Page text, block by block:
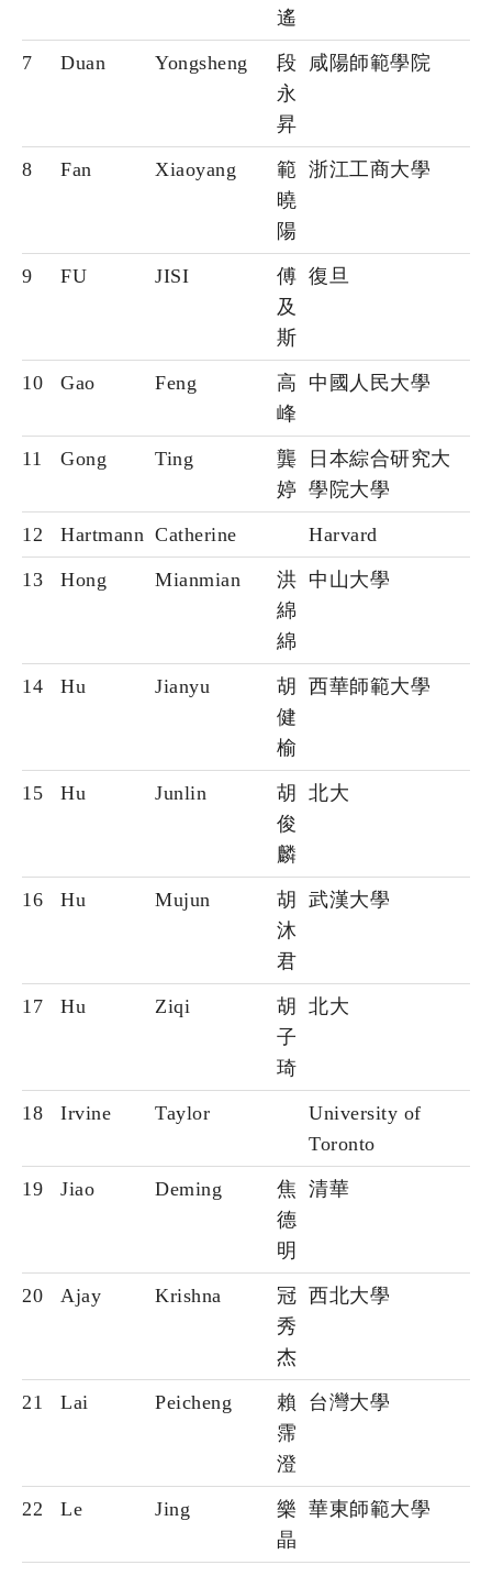
遙
7 Duan Yongsheng
段
永
昇
咸陽師範學院
8 Fan Xiaoyang
範
曉
陽
浙江工商大學
9 FU JISI
傅
及
斯
復旦
10 Gao Feng
高
峰
中國人民大學
11 Gong Ting
龔
婷
日本綜合研究大
學院大學
12 Hartmann Catherine Harvard
13 Hong Mianmian
洪
綿
綿
中山大學
14 Hu Jianyu
胡
健
榆
西華師範大學
15 Hu Junlin
胡
俊
麟
北大
16 Hu Mujun
胡
沐
君
武漢大學
17 Hu Ziqi
胡
子
琦
北大
18 Irvine Taylor
University of
Toronto
19 Jiao Deming
焦
德
明
清華
20 Ajay Krishna
冠
秀
杰
西北大學
21 Lai Peicheng
賴
霈
澄
台灣大學
22 Le Jing
樂
晶
華東師範大學